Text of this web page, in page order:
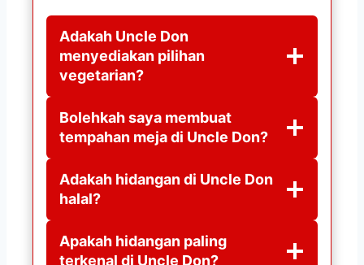
Adakah Uncle Don
menyediakan pilihan
vegetarian?
Bolehkah saya membuat
tempahan meja di Uncle Don?
Adakah hidangan di Uncle Don
halal?
Apakah hidangan paling
terkenal di Uncle Don?